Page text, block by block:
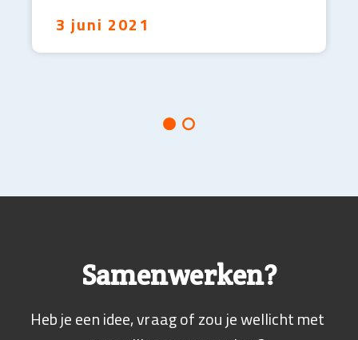
3 juni 2021
Samenwerken?
Heb je een idee, vraag of zou je wellicht met